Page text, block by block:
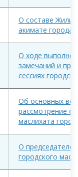
О составе
акимате города
О ходе
замечаний и
сессиях
Об основных
рассмотрение
маслихата
О председателе
городского